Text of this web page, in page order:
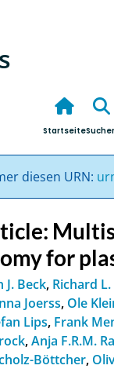
Startseite
diesen URN:
for
J. Beck, Richard
Joerss, Ole
Lips, Frank
,Anja F.R.M.
Böttcher,